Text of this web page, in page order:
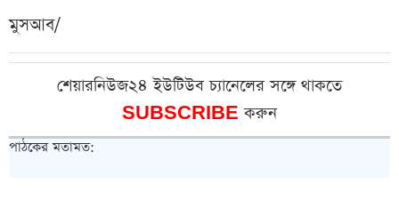
মুসআব/
শেয়ারনিউজ২৪ ইউটিউব চ্যানেলের সঙ্গে থাকতে
SUBSCRIBEকরুন
পাঠকের মতামত: